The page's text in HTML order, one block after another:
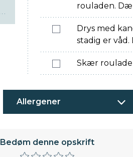
rouladen.
Drys med
stadig er
Skær
Allergener
Bedøm denne opskrift